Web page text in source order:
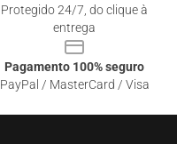
Protegido 24/7, do clique à
entrega
Pagamento 100% seguro
PayPal / MasterCard / Visa